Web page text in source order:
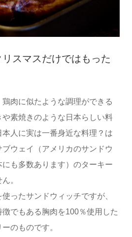
スマスだけではもった
肉に似たような調理ができる
や素焼きのような日本らしい料
人に実は一番身近な料理？は
ウェイ（アメリカのサンドウ
も多数あります）のターキー
。
ったサンドウィッチですが、
でもある胸肉を100％使用した
のものです。